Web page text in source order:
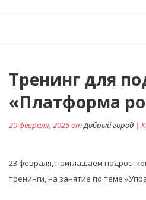
Тренинг для
«Платформа
20 февраля, 2025 отДобрый город |
23 февраля, приглашаем
тренинги, на занятие по теме
Навигация
по
записям